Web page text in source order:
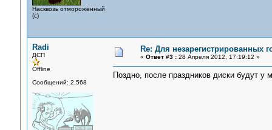
Насквозь отмороженный
(с)
Radi
ДСП
Offline
Сообщений: 2,568
Re: Для незарегистрированных
« Ответ #3 :28 Апреля 2012, 17:19:12 »
Поздно, после праздников диски будут у